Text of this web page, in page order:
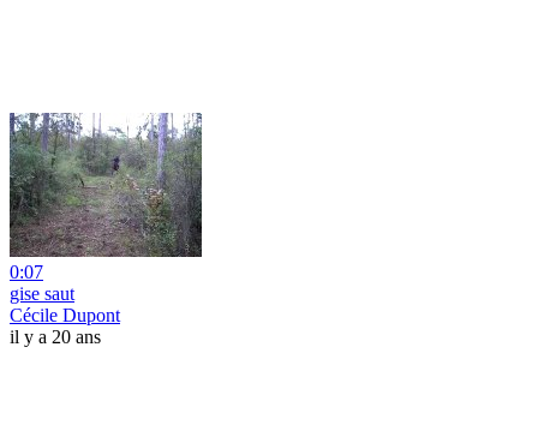
0:07
gise saut
Cécile Dupont
il y a 20 ans